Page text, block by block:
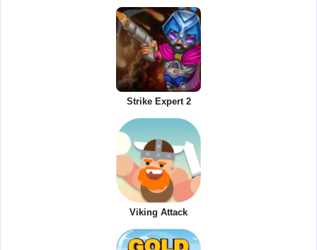
Strike Expert 2
Viking Attack